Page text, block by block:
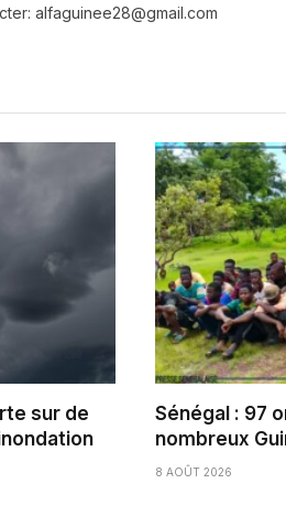
alfaguinee28@gmail.com
sur de
Sénégal : 97
nombreux
8 AOÛT 2026